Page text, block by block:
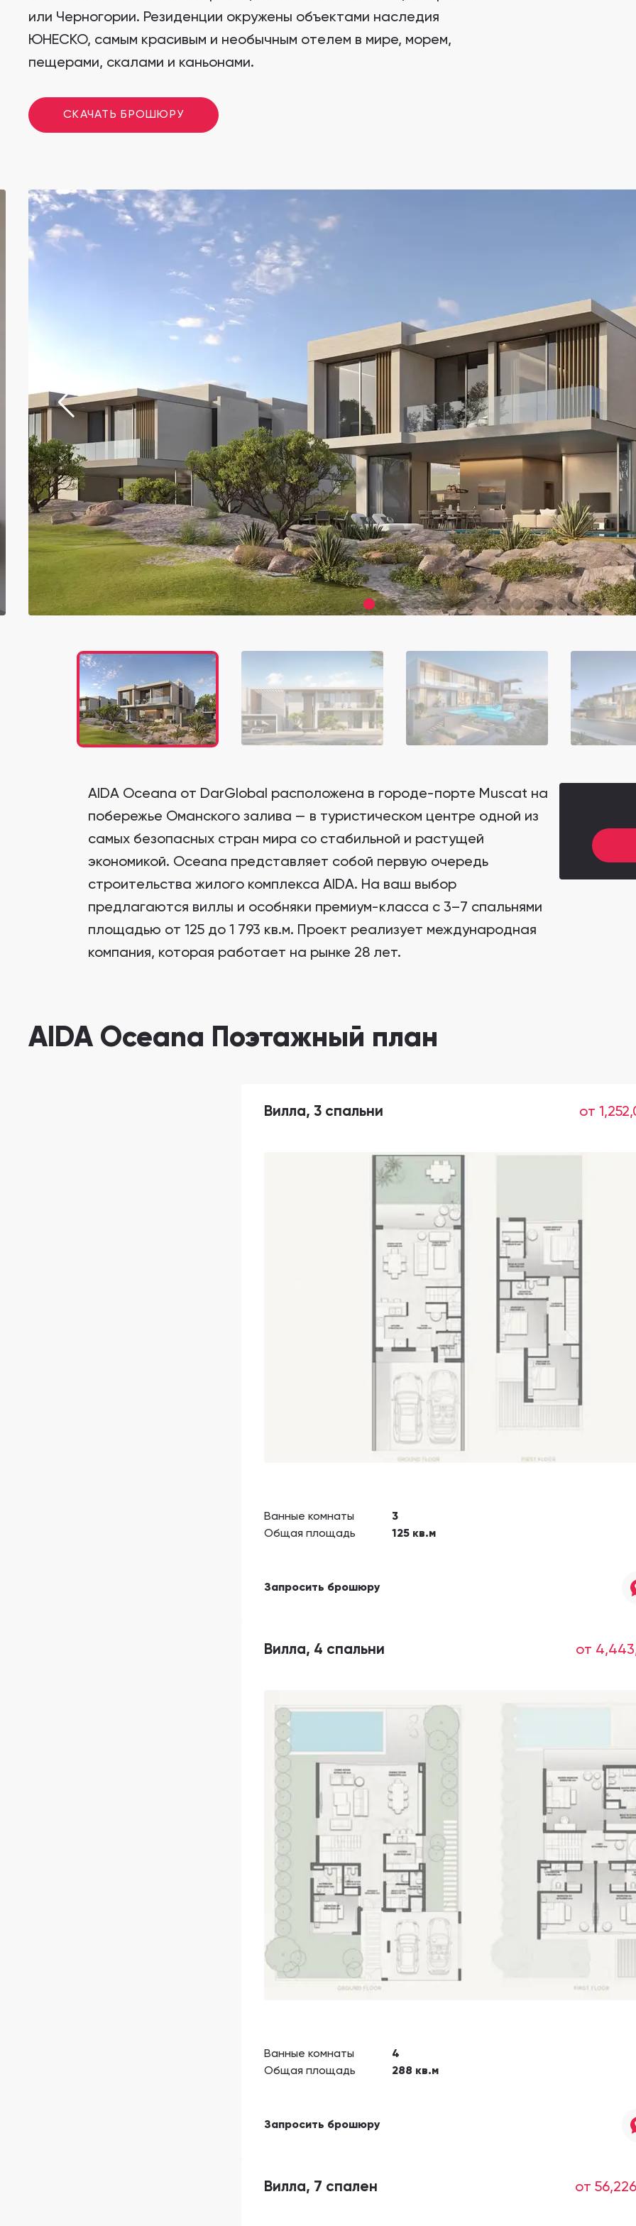
Wadi Zaha, Султан Хайтам-Сити
Sunrise Heaven Townhouses
Sunrise Heaven Townhouses, Маскат
Wadi Zaha, Султан Хайтам-Сити
Wadi Zaha
Wadi Zaha, Султан Хайтам-Сити
Wadi Zaha
или Черногории. Резиденции окружены объектами наследия
ЮНЕСКО, самым красивым и необычным отелем в мире, морем,
пещерами, скалами и каньонами.
СКАЧАТЬ БРОШЮРУ
AIDA Oceana от DarGlobal расположена в городе-порте Muscat на
побережье Оманского залива — в туристическом центре одной из
самых безопасных стран мира со стабильной и растущей
экономикой. Oceana представляет собой первую очередь
строительства жилого комплекса AIDA. На ваш выбор
предлагаются виллы и особняки премиум-класса с 3–7 спальнями
площадью от 125 до 1 793 кв.м. Проект реализует международная
компания, которая работает на рынке 28 лет.
AIDA Oceana Поэтажный план
Вилла, 3 спальни от
Ванные комнаты
3
Общая площадь
125 кв.м
Запросить брошюру
Вилла, 4 спальни от
Ванные комнаты
4
Общая площадь
288 кв.м
Запросить брошюру
Вилла, 7 спален от